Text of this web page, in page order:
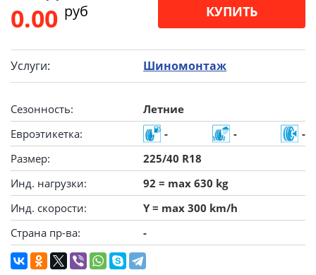
0.00 pуб КУПИТЬ
Услуги: Шиномонтаж
Сезонность:
Летние
Евроэтикетка:
- -
-
Размер:
225/40 R18
Инд. нагрузки:
92 = max 630 kg
Инд. скорости:
Y = max 300 km/h
Страна пр-ва:
-